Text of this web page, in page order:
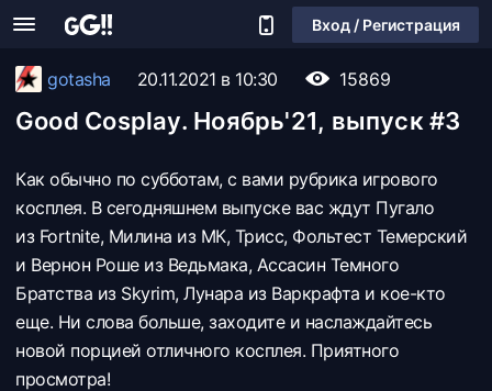
Вход / Регистрация
gotasha 20.11.2021 в 10:30 15869
Good Cosplay. Ноябрь'21, выпуск #3
Как обычно по субботам, с вами рубрика игрового
косплея. В сегодняшнем выпуске вас ждут Пугало
из Fortnite, Милина из МК, Трисс, Фольтест Темерский
и Вернон Роше из Ведьмака, Ассасин Темного
Братства из Skyrim, Лунара из Варкрафта и кое-кто
еще. Ни слова больше, заходите и наслаждайтесь
новой порцией отличного косплея. Приятного
просмотра!